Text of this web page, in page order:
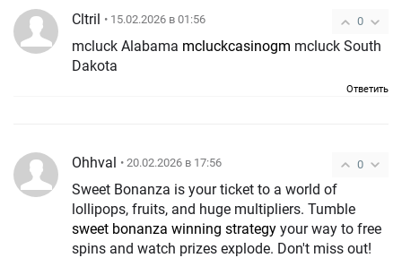
0
Cltril • 15.02.2026 в 01:56
mcluck Alabama mcluckcasinogm mcluck South
Dakota
Ответить
0
Ohhval • 20.02.2026 в 17:56
Sweet Bonanza is your ticket to a world of
lollipops, fruits, and huge multipliers. Tumble
sweet bonanza winning strategy your way to free
spins and watch prizes explode. Don't miss out!